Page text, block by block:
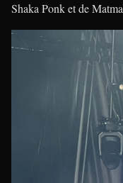
Shaka Ponk et de